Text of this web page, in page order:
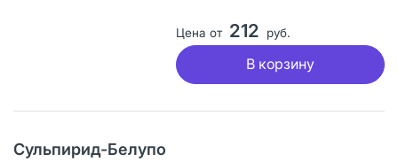
Цена от 212 руб.
В корзину
Сульпирид-Белупо